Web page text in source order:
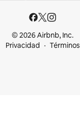
© 2026 Airbnb, Inc.
Privacidad
Términos